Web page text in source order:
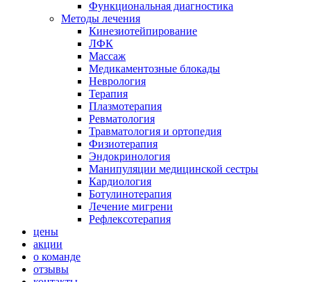
Функциональная диагностика
Методы лечения
Кинезиотейпирование
ЛФК
Массаж
Медикаментозные блокады
Неврология
Терапия
Плазмотерапия
Ревматология
Травматология и ортопедия
Физиотерапия
Эндокринология
Манипуляции медицинской сестры
Кардиология
Ботулинотерапия
Лечение мигрени
Рефлексотерапия
цены
акции
о команде
отзывы